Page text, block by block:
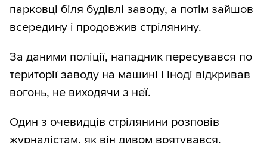
парковці біля будівлі заводу, а потім зайшов
всередину і продовжив стрілянину.
За даними поліції, нападник пересувався по
території заводу на машині і іноді відкривав
вогонь, не виходячи з неї.
Один з очевидців стрілянини розповів